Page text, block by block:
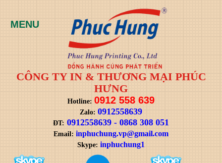
CÔNG TY IN & THƯƠNG MẠI PHÚC
HƯNG
Hotline: 0912 558 639
Zalo: 0912558639
ĐT: 0912558639-0868 308 051
Email: inphuchung.vp@gmail.com
Skype: inphuchung1